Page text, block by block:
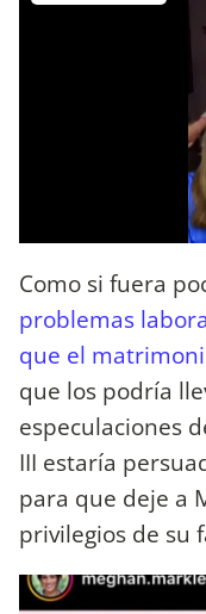
Como si fuera
problemas
que el
que los podría
especulaciones
III estaría
para que deje a
privilegios de su